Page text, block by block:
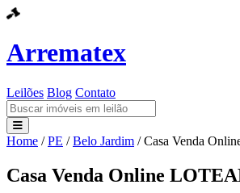
Arrematex
Leilões Blog Contato
Leilões
Blog
Home / PE / Belo Jardim / Casa Venda
Casa Venda Online